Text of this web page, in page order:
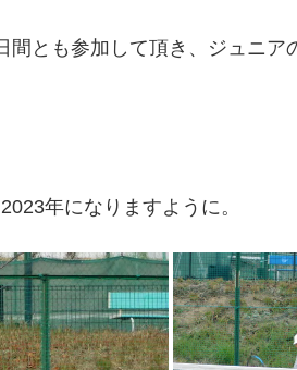
とも参加して頂き、ジュニア
年になりますように。